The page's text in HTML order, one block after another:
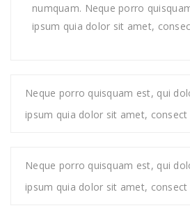
numquam. Neque porro
ipsum quia dolor sit amet,
Neque porro quisquam est, qui
ipsum quia dolor sit amet, consect
Neque porro quisquam est, qui
ipsum quia dolor sit amet, consect